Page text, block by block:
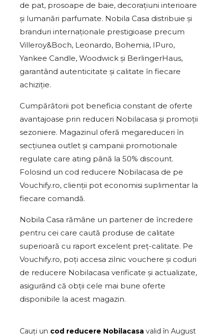
de pat, prosoape de baie, decorațiuni interioare
și lumanări parfumate. Nobila Casa distribuie și
branduri internaționale prestigioase precum
Villeroy&Boch, Leonardo, Bohemia, IPuro,
Yankee Candle, Woodwick și BerlingerHaus,
garantând autenticitate și calitate în fiecare
achiziție.
Cumpărătorii pot beneficia constant de oferte
avantajoase prin reduceri Nobilacasa și promoții
sezoniere. Magazinul oferă megareduceri în
secțiunea outlet și campanii promotionale
regulate care ating până la 50% discount.
Folosind un cod reducere Nobilacasa de pe
Vouchify.ro, clienții pot economisi suplimentar la
fiecare comandă.
Nobila Casa rămâne un partener de încredere
pentru cei care caută produse de calitate
superioară cu raport excelent preț-calitate. Pe
Vouchify.ro, poți accesa zilnic vouchere și coduri
de reducere Nobilacasa verificate și actualizate,
asigurând că obții cele mai bune oferte
disponibile la acest magazin.
Cauți un cod reducere Nobilacasa valid în August